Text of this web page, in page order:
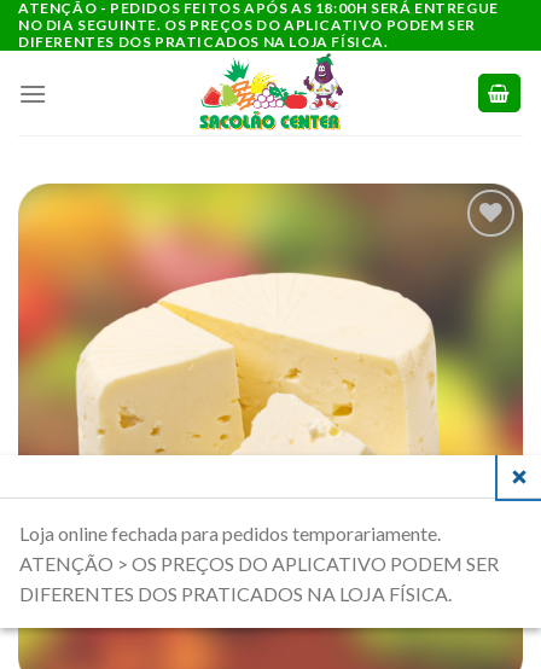
para
conteúdo
ATENÇÃO - PEDIDOS FEITOS APÓS AS 18:00H SERÁ ENTREGUE
NO DIA SEGUINTE. OS PREÇOS DO APLICATIVO PODEM SER
DIFERENTES DOS PRATICADOS NA LOJA FÍSICA.
ADICIONAR
A LISTA DE
COMPRAS
Loja online fechada para pedidos temporariamente.
ATENÇÃO > OS PREÇOS DO APLICATIVO PODEM SER
DIFERENTES DOS PRATICADOS NA LOJA FÍSICA.